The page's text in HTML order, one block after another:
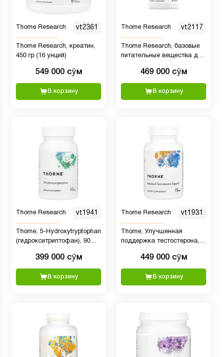
Thorne Research vt2361
Thorne Research, креатин,
450 гр (16 унций)
549 000 сӯм
В корзину
Thorne Research vt2117
Thorne Research, базовые
питательные вещества для
капсул469 000 сӯм
В корзину
Thorne Research vt1941
Thorne, 5-Hydroxytryptophan
(гидрокситриптофан), 90
399 000 сӯм
В корзину
Thorne Research vt1931
Thorne, Улучшенная
поддержка тестостерона,
449 000 сӯм
В корзину